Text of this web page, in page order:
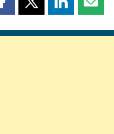
Partager
page
Partager
page
Partager
page page